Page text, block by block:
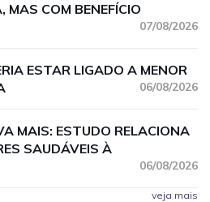
MAS COM BENEFÍCIO
07/08/2026
ESTAR LIGADO A MENOR
06/08/2026
MAIS: ESTUDO RELACIONA
SAUDÁVEIS À
06/08/2026
veja mais